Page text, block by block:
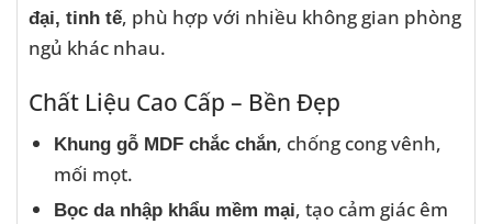
đại, tinh tế, phù hợp với nhiều không gian phòng
ngủ khác nhau.
Chất Liệu Cao Cấp – Bền Đẹp
Khung gỗ MDF chắc chắn, chống cong vênh,
mối mọt.
Bọc da nhập khẩu mềm mại, tạo cảm giác êm